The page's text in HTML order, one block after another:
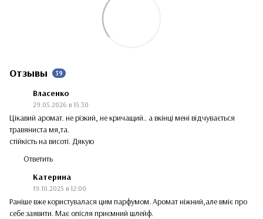
Отзывы 39
Власенко
29.05.2026 в 15:30
Цікавий аромат. не різкий, не кричащий.. а вкінці мені відчувається
травяниста мя,та.
стійкість на висоті. Дякую
Ответить
Катерина
19.10.2025 в 12:00
Раніше вже користувалася цим парфумом. Аромат ніжний,але вміє про
себе заявити. Має опісля приємний шлейф.